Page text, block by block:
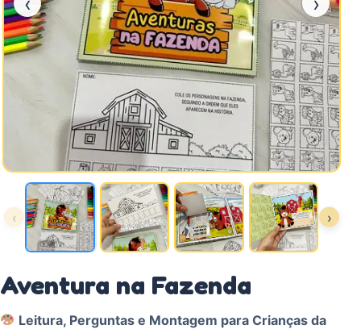
‹ ›
Aventura na Fazenda
Leitura, Perguntas e Montagem para Crianças da